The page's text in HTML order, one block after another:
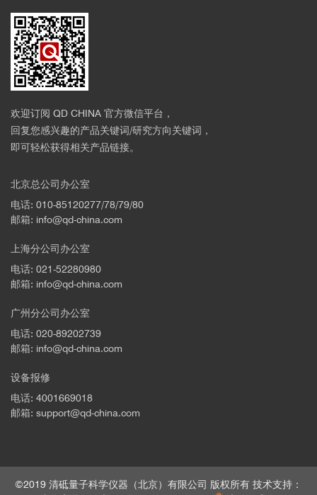
欢迎订阅 QD CHINA 官方微信平台，
回复您感兴趣的产品关键词/研究方向关键词，
即可轻松获得相关产品链接。
北京总公司办公室
电话: 010-85120277/78/79/80
邮箱: info@qd-china.com
上海分公司办公室
电话: 021-52280980
邮箱: info@qd-china.com
广州分公司办公室
电话: 020-89202739
邮箱: info@qd-china.com
设备报修
电话: 4001669018
邮箱: support@qd-china.com
©2019 清砥量子科学仪器（北京）有限公司 版权所有 技术支持：